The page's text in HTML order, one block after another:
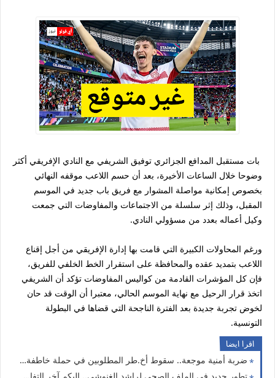
بات مستقبل المدافع الجزائري توفيق الشريفي مع النادي الإفريقي أكثر
وضوحا خلال الساعات الأخيرة، بعد أن حسم اللاعب موقفه النهائي
بخصوص إمكانية مواصلة المشوار مع فريق باب جديد في الموسم
المقبل، وذلك إثر سلسلة من الاجتماعات والمفاوضات التي جمعت
وكيل أعماله بعدد من مسؤولي النادي.
ورغم المحاولات الكبيرة التي قامت بها إدارة الإفريقي من أجل إقناع
اللاعب بتمديد عقده والمحافظة على استقرار الخط الخلفي للفريق،
فإن كل المؤشرات القادمة من كواليس المفاوضات تؤكد أن الشريفي
اتخذ قرار الرحيل مع نهاية الموسم الحالي، معتبرا أن الوقت قد حان
لخوض تجربة جديدة بعد الفترة الناجحة التي قضاها في البطولة
التونسية.
اقرا ايضا
ضربة أمنية موجعة.. سقوط أخ.طر المطلوبين في حملة خاطفة بالعاصمة